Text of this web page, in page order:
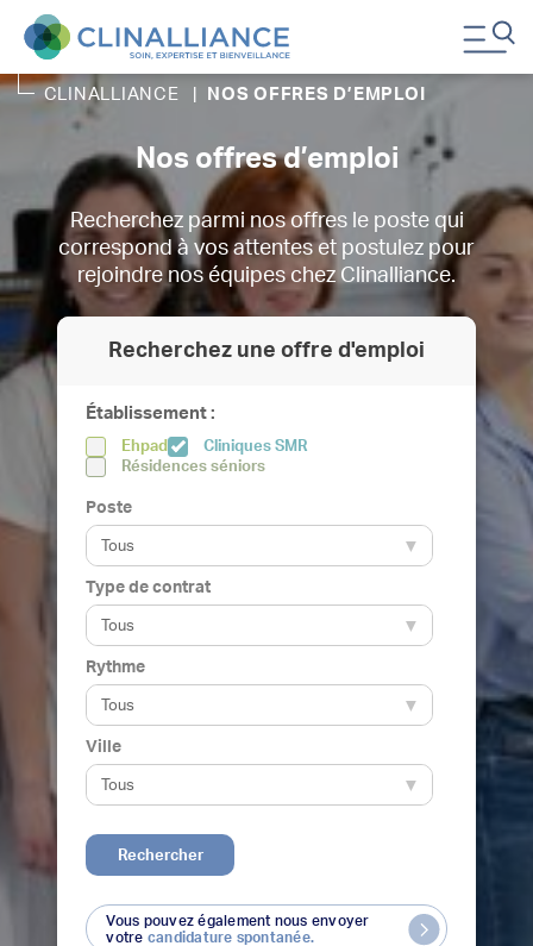
CLINALLIANCE NOS OFFRES D’EMPLOI
Nos offres d’emploi
Recherchez parmi nos offres le poste qui
correspond à vos attentes et postulez pour
rejoindre nos équipes chez Clinalliance.
Recherchez une offre d'emploi
Établissement :
Ehpad
Cliniques SMR
Résidences séniors
Poste
Type de contrat
Rythme
Ville
Rechercher
Vous pouvez également nous envoyer
votre candidature spontanée.